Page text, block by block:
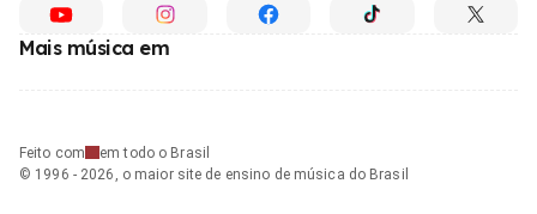
Mais música em
Feito com
em todo o Brasil
© 1996 - 2026, o maior site de ensino de música do Brasil